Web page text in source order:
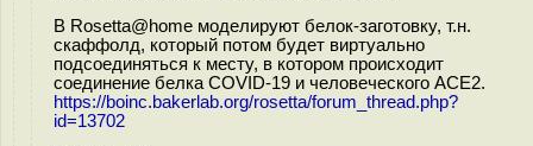
В Rosetta@home моделируют белок-заготовку, т.н.
скаффолд, который потом будет виртуально
подсоединяться к месту, в котором происходит
соединение белка COVID-19 и человеческого ACE2.
https://boinc.bakerlab.org/rosetta/forum_thread.php?
id=13702